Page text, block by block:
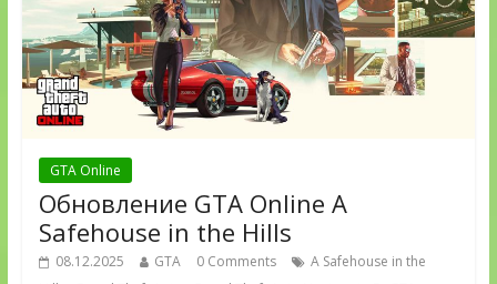
GTA Online
Обновление GTA Online A
Safehouse in the Hills
08.12.2025 GTA 0 Comments
A Safehouse in the